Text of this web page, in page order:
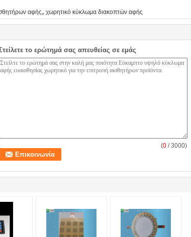
αφής, χωρητικό κύκλωμα διακοπτών αφής
το ερώτημά σας απευθείας σε εμάς
(0 / 3000)